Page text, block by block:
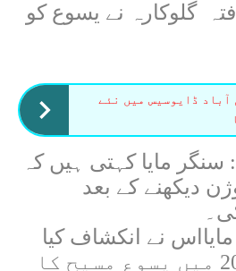
گلوکارہ نے یسوع کو
آباد ڈایوسیس میں نئے
مایا کہتی ہیں کہ
دیکھنے کے بعد
نے انکشاف کیا
ہے کہ اس نے 2017 میں یسوع مسیح کا